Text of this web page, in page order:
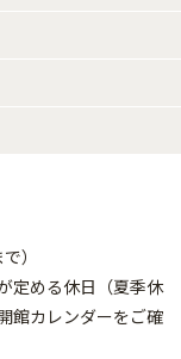
）
定める休日（夏季休
カレンダーをご確